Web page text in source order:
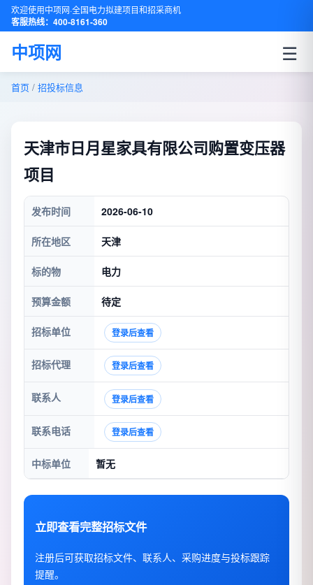
欢迎使用中项网·全国电力拟建项目和招采商机
客服热线：400-8161-360
中项网 ☰
首页 / 招投标信息
天津市日月星家具有限公司购置变压器
项目
发布时间 2026-06-10
所在地区 天津
标的物 电力
预算金额 待定
招标单位 登录后查看
招标代理 登录后查看
联系人 登录后查看
联系电话 登录后查看
中标单位 暂无
立即查看完整招标文件
注册后可获取招标文件、联系人、采购进度与投标跟踪
提醒。